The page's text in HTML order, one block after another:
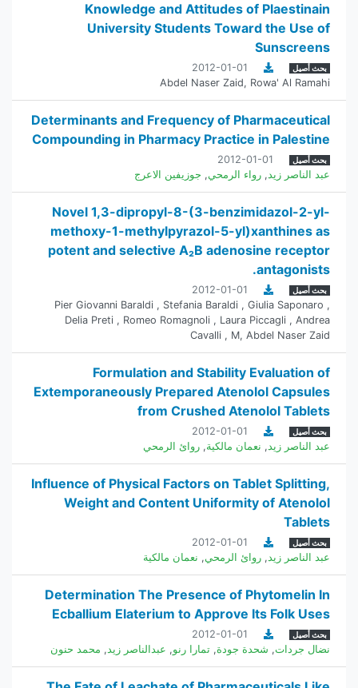
Knowledge and Attitudes of Plaestinain
University Students Toward the Use of
Sunscreens
بحث أصيل
2012-01-01
Abdel Naser Zaid, Rowa' Al Ramahi
Determinants and Frequency of Pharmaceutical
Compounding ‎in Pharmacy Practice in Palestine
بحث أصيل
2012-01-01
عبد الناصر زيد, رواء الرمحي, جوزيفين الاعرج
Novel 1,3-dipropyl-8-(3-benzimidazol-2-yl-
methoxy-1-methylpyrazol-5-yl)xanthines as
potent and selective A₂B adenosine receptor
antagonists.
بحث أصيل
2012-01-01
Pier Giovanni Baraldi , Stefania Baraldi , Giulia Saponaro ,
Delia Preti , Romeo Romagnoli , Laura Piccagli , Andrea
Cavalli , M, Abdel Naser Zaid
Formulation and Stability Evaluation of
Extemporaneously Prepared Atenolol Capsules
from Crushed Atenolol Tablets
بحث أصيل
2012-01-01
عبد الناصر زيد, نعمان مالكية, روائ الرمحي
Influence of Physical Factors on Tablet Splitting,
Weight and Content Uniformity of Atenolol
Tablets
بحث أصيل
2012-01-01
عبد الناصر زيد, روائ الرمحي, نعمان مالكية
Determination The Presence of Phytomelin In
Ecballium Elaterium to Approve Its Folk Uses
بحث أصيل
2012-01-01
نضال جردات, شحدة جودة, تمارا رنو, عبدالناصر زيد, محمد حنون